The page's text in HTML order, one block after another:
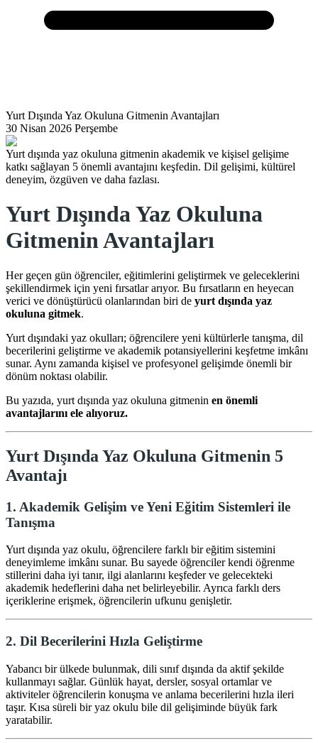
Yurt Dışında Yaz Okuluna Gitmenin Avantajları
30 Nisan 2026 Perşembe
Yurt dışında yaz okuluna gitmenin akademik ve kişisel gelişime
katkı sağlayan 5 önemli avantajını keşfedin. Dil gelişimi, kültürel
deneyim, özgüven ve daha fazlası.
Yurt Dışında Yaz Okuluna
Gitmenin Avantajları
Her geçen gün öğrenciler, eğitimlerini geliştirmek ve geleceklerini
şekillendirmek için yeni fırsatlar arıyor. Bu fırsatların en heyecan
verici ve dönüştürücü olanlarından biri de yurt dışında yaz
okuluna gitmek.
Yurt dışındaki yaz okulları; öğrencilere yeni kültürlerle tanışma, dil
becerilerini geliştirme ve akademik potansiyellerini keşfetme imkânı
sunar. Aynı zamanda kişisel ve profesyonel gelişimde önemli bir
dönüm noktası olabilir.
Bu yazıda, yurt dışında yaz okuluna gitmenin en önemli
avantajlarını ele alıyoruz.
Yurt Dışında Yaz Okuluna Gitmenin 5
Avantajı
1. Akademik Gelişim ve Yeni Eğitim Sistemleri ile
Tanışma
Yurt dışında yaz okulu, öğrencilere farklı bir eğitim sistemini
deneyimleme imkânı sunar. Bu sayede öğrenciler kendi öğrenme
stillerini daha iyi tanır, ilgi alanlarını keşfeder ve gelecekteki
akademik hedeflerini daha net belirleyebilir. Ayrıca farklı ders
içeriklerine erişmek, öğrencilerin ufkunu genişletir.
2. Dil Becerilerini Hızla Geliştirme
Yabancı bir ülkede bulunmak, dili sınıf dışında da aktif şekilde
kullanmayı sağlar. Günlük hayat, dersler, sosyal ortamlar ve
aktiviteler öğrencilerin konuşma ve anlama becerilerini hızla ileri
taşır. Kısa süreli bir yaz okulu bile dil gelişiminde büyük fark
yaratabilir.